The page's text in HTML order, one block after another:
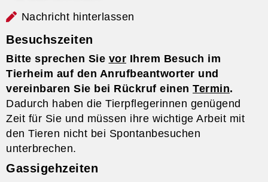
Nachricht hinterlassen
Besuchszeiten
Bitte sprechen Sie vor Ihrem Besuch im
Tierheim auf den Anrufbeantworter und
vereinbaren Sie bei Rückruf einen Termin.
Dadurch haben die Tierpflegerinnen genügend
Zeit für Sie und müssen ihre wichtige Arbeit mit
den Tieren nicht bei Spontanbesuchen
unterbrechen.
Gassigehzeiten